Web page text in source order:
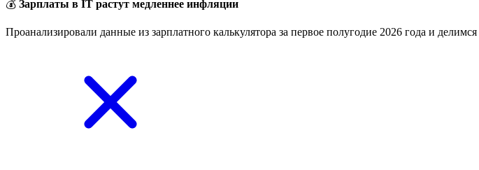
💰 Зарплаты в IT растут медленнее инфляции
Проанализировали данные из зарплатного калькулятора за первое полугодие 2026 года и делимся